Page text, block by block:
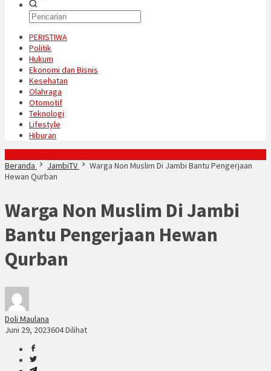
PERISTIWA
Politik
Hukum
Ekonomi dan Bisnis
Kesehatan
Olahraga
Otomotif
Teknologi
Lifestyle
Hiburan
Beranda
JambiTV
Warga Non Muslim Di Jambi Bantu Pengerjaan
Hewan Qurban
Warga Non Muslim Di Jambi
Bantu Pengerjaan Hewan
Qurban
Doli Maulana
Juni 29, 2023604 Dilihat